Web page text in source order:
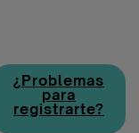
¿Problemas
para
registrarte?